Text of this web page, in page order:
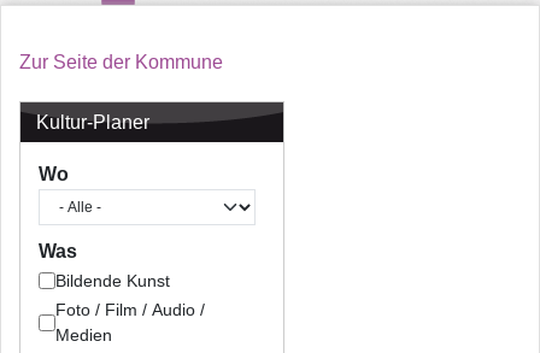
Zur Seite der Kommune
Kultur-Planer
Wo
Was
Bildende Kunst
Foto / Film / Audio /
Medien